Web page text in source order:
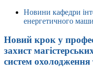
Новини кафедри
енергетичного
Новий крок у
захист
систем